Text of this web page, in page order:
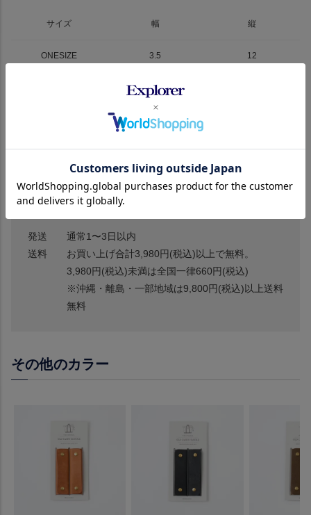
サイズ 幅 縦
ONESIZE 3.5 12
サイズの測り方
発送
通常1〜3日以内
送料
お買い上げ合計3,980円(税込)以上で無料。
3,980円(税込)未満は全国一律660円(税込)
※沖縄・離島・一部地域は9,800円(税込)以上送料
無料
その他のカラー